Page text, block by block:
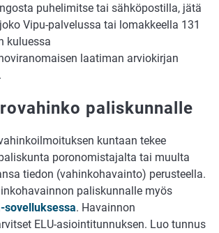
puhelimitse tai sähköpostilla, jätä
Vipu-palvelussa tai lomakkeella 131
kuluessa
laatiman arviokirjan
paliskunnalle
kuntaan tekee
poronomistajalta tai muulta
tiedon (vahinkohavainto) perusteella.
paliskunnalle myös
sovelluksessa. Havainnon
ELU-asiointitunnuksen. Luo tunnus